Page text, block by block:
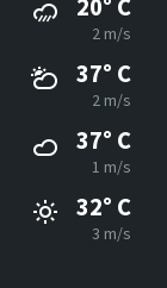
20° C
2 m/s
37° C
2 m/s
37° C
1 m/s
32° C
3 m/s